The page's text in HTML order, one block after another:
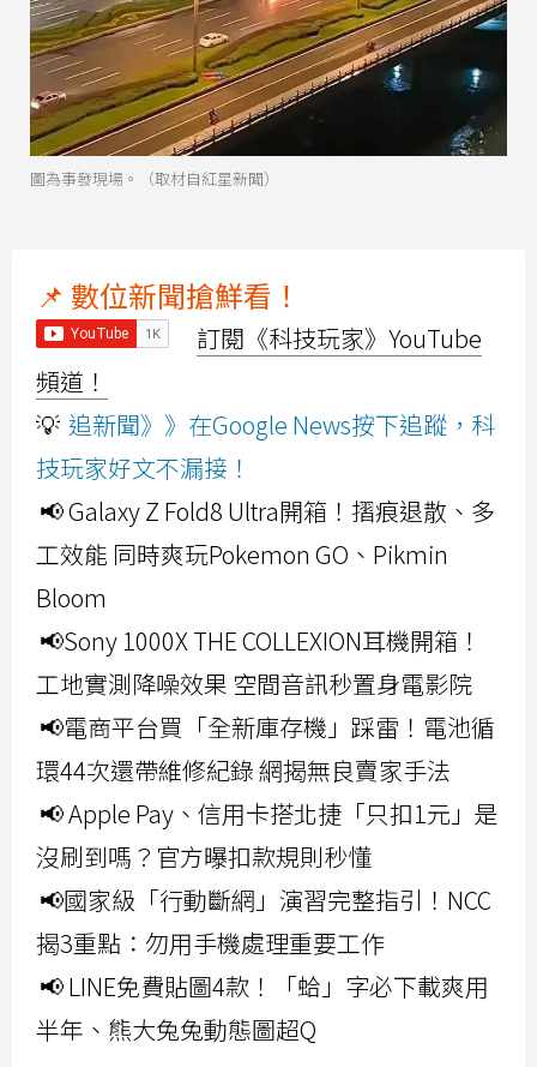
圖為事發現場。（取材自紅星新聞）
📌 數位新聞搶鮮看！
訂閱《科技玩家》YouTube
頻道！
💡 追新聞》》在Google News按下追蹤，科
技玩家好文不漏接！
📢 Galaxy Z Fold8 Ultra開箱！摺痕退散、多
工效能 同時爽玩Pokemon GO、Pikmin
Bloom
📢Sony 1000X THE COLLEXION耳機開箱！
工地實測降噪效果 空間音訊秒置身電影院
📢電商平台買「全新庫存機」踩雷！電池循
環44次還帶維修紀錄 網揭無良賣家手法
📢 Apple Pay、信用卡搭北捷「只扣1元」是
沒刷到嗎？官方曝扣款規則秒懂
📢國家級「行動斷網」演習完整指引！NCC
揭3重點：勿用手機處理重要工作
📢 LINE免費貼圖4款！「蛤」字必下載爽用
半年、熊大兔兔動態圖超Q